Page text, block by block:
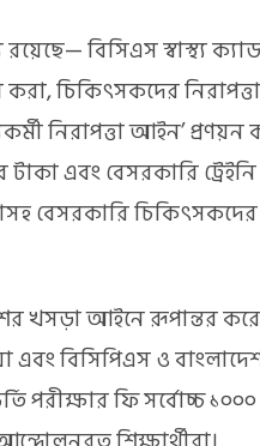
বিসিএস স্বাস্থ্য
চিকিৎসকদের
নিরাপত্তা আইন’ প্রণয়ন
এবং বেসরকারি
বেসরকারি চিকিৎসকদের
খসড়া আইনে রূপান্তর
এবং বিসিপিএস ও
পরীক্ষার ফি সর্বোচ্চ